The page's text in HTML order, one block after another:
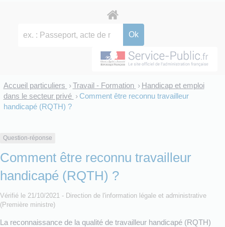
Accueil particuliers > Travail - Formation > Handicap et emploi
dans le secteur privé > Comment être reconnu travailleur
handicapé (RQTH) ?
Question-réponse
Comment être reconnu travailleur
handicapé (RQTH) ?
Vérifié le 21/10/2021 - Direction de l'information légale et administrative
(Première ministre)
La reconnaissance de la qualité de travailleur handicapé (RQTH)